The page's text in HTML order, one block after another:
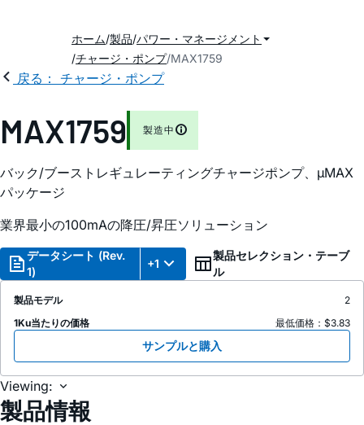
ホーム 製品 パワー・マネージメント
チャージ・ポンプ MAX1759
戻る： チャージ・ポンプ
MAX1759 製造中
バック/ブーストレギュレーティングチャージポンプ、µMAX
パッケージ
業界最小の100mAの降圧/昇圧ソリューション
データシート (Rev.
1)
+1
製品セレクション・テーブ
ル
製品モデル
2
1Ku当たりの価格
最低価格：$3.83
サンプルと購入
Viewing:
製品情報